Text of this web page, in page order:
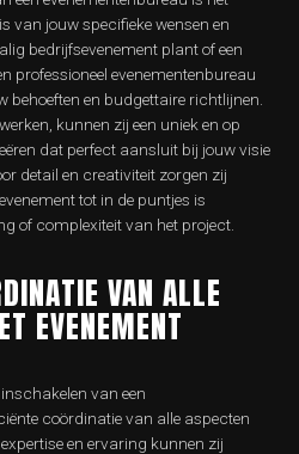
van jouw specifieke wensen en
bedrijfsevenement plant of een
professioneel evenementenbureau
en budgettaire richtlijnen.
kunnen zij een uniek en op
dat perfect aansluit bij jouw visie
detail en creativiteit zorgen zij
tot in de puntjes is
of complexiteit van het project.
VAN ALLE
EVENEMENT
van een
coördinatie van alle aspecten
en ervaring kunnen zij